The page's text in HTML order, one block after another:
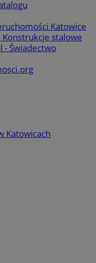
Katowice
stalowe
Świadectwo
Katowicach